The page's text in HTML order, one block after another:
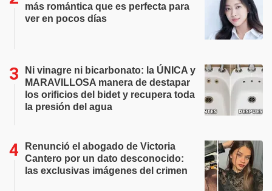
más romántica que es perfecta para
ver en pocos días
Ni vinagre ni bicarbonato: la ÚNICA y
MARAVILLOSA manera de destapar
los orificios del bidet y recupera toda
la presión del agua
Renunció el abogado de Victoria
Cantero por un dato desconocido:
las exclusivas imágenes del crimen